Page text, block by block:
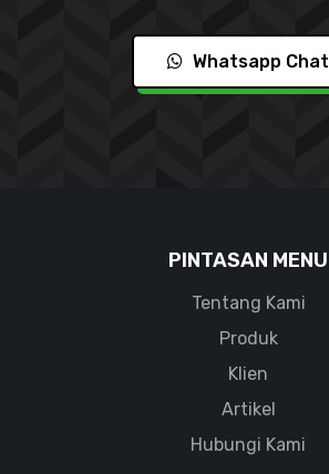
Whatsapp Chat
PINTASAN MENU
Tentang Kami
Produk
Klien
Artikel
Hubungi Kami